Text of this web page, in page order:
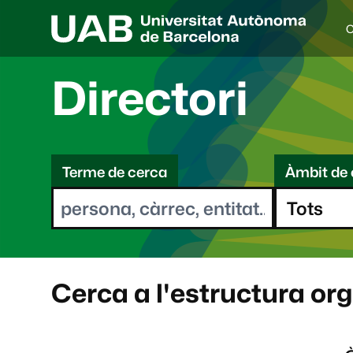
I
d
i
a
e
l
e
o
t
Directori
C
eTerme de cerca Àmbit de
Cerca a l'estructura